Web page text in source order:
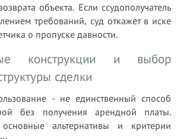
объекта. Если ссудополучатель
требований, суд откажет в иске
о пропуске давности.
конструкции и выбор
сделки
- не единственный способ
без получения арендной платы.
альтернативы и критерии